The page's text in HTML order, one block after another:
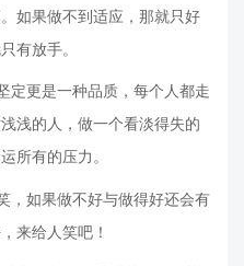
如果做不到适应，那就只好
有放手。
定更是一种品质，每个人都走
浅的人，做一个看淡得失的
所有的压力。
，如果做不好与做得好还会有
来给人笑吧！